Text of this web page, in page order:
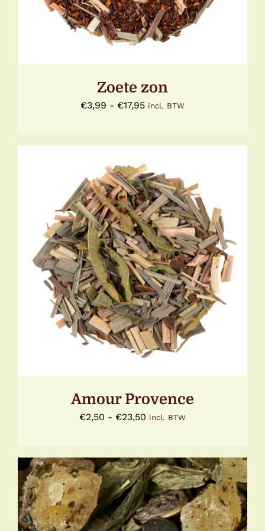
DEZE
OPTIE
KAN
GEKOZEN
OP
PRODUCTPAGINA
Zoete zon
€3,99 - €17,95Prijsklasse:
incl. BTW
OPTIES SELECTEREN DIT
PRODUCT
HEEFT
MEERDERE
VARIATIES.
DEZE
OPTIE
KAN
GEKOZEN
OP
PRODUCTPAGINA
/ DETAILS
Amour Provence
€2,50 - €23,50 Prijsklasse:
€23,50
incl. BTW